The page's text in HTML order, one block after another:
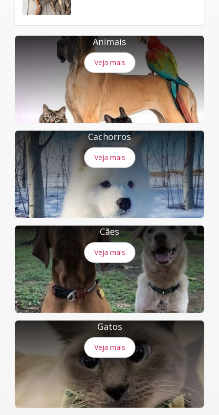
Animais
Veja mais
Cachorros
Veja mais
Cães
Veja mais
Gatos
Veja mais